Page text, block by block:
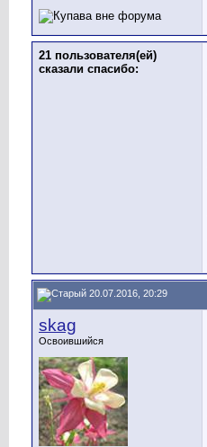
21 пользователя(ей)
сказали cпасибо:
20.07.2016, 20:29
skag
Освоившийся